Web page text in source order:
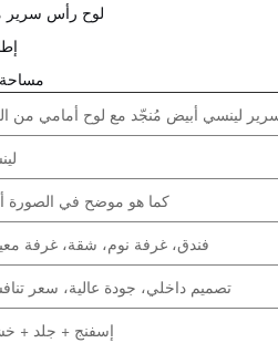
لوح رأس سرير
كما هو موضح في الصورة
فندق، غرفة نوم، شقة، غرفة
تصميم داخلي، جودة عالية، سعر
إسفنج + جلد +